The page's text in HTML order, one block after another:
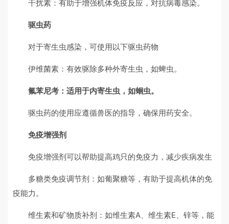
干扰素：有助于增强机体免疫反应，对抗病毒感染。
驱虫药
对于寄生虫感染，可使用以下驱虫药物
伊维菌素：有效驱除多种外寄生虫，如蜱虫。
氟苯尼考：适用于内寄生虫，如蛔虫。
驱虫药的使用应遵循兽医的指导，确保用药安全。
免疫增强剂
免疫增强剂可以帮助提高鸡只的免疫力，减少疾病发生
多糖类免疫调节剂：如葡聚糖等，有助于提高机体的免
疫能力。
维生素和矿物质补剂：如维生素A、维生素E、锌等，能